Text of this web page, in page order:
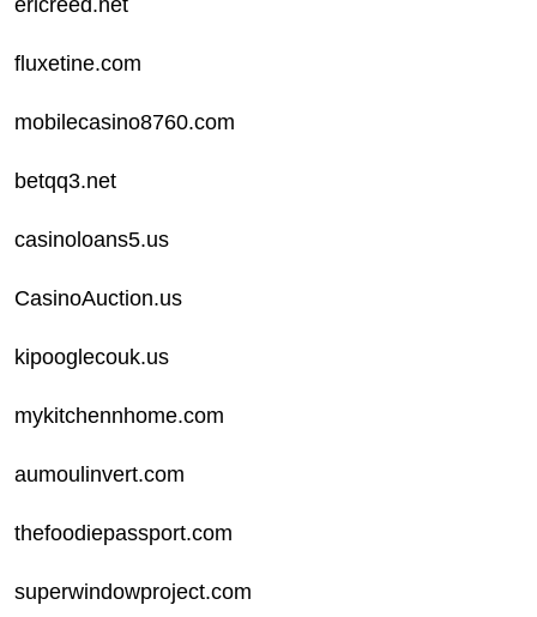
fluxetine.com
mobilecasino8760.com
betqq3.net
casinoloans5.us
CasinoAuction.us
kipooglecouk.us
mykitchennhome.com
aumoulinvert.com
thefoodiepassport.com
superwindowproject.com